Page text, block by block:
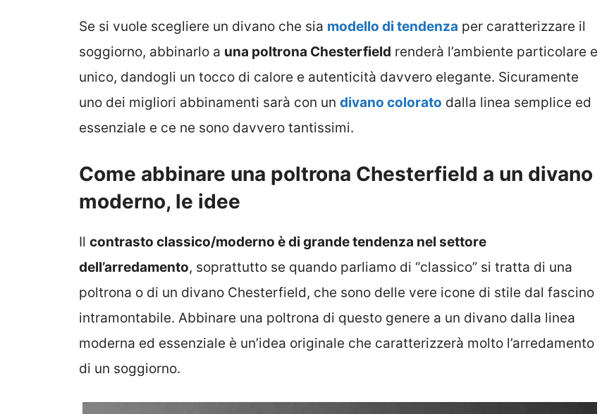
Se si vuole scegliere un divano che sia modello di tendenza per caratterizzare il
soggiorno, abbinarlo a una poltrona Chesterfield renderà l’ambiente particolare e
unico, dandogli un tocco di calore e autenticità davvero elegante. Sicuramente
uno dei migliori abbinamenti sarà con un divano colorato dalla linea semplice ed
essenziale e ce ne sono davvero tantissimi.
Come abbinare una poltrona Chesterfield a un divano
moderno, le idee
Il contrasto classico/moderno è di grande tendenza nel settore
dell’arredamento, soprattutto se quando parliamo di “classico” si tratta di una
poltrona o di un divano Chesterfield, che sono delle vere icone di stile dal fascino
intramontabile. Abbinare una poltrona di questo genere a un divano dalla linea
moderna ed essenziale è un’idea originale che caratterizzerà molto l’arredamento
di un soggiorno.